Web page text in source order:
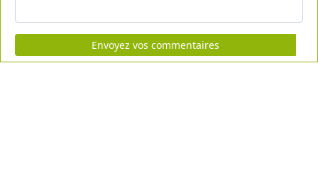
Envoyez vos commentaires